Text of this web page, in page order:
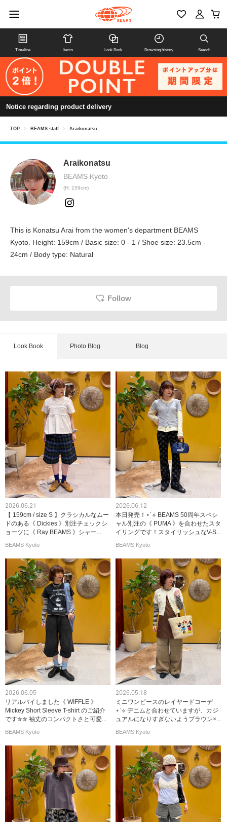
Timeline Items Look Book Browsing history Search
Notice regarding product delivery
TOP > BEAMS staff > Araikonatsu
Araikonatsu
BEAMS Kyoto
(H: 159cm)
This is Konatsu Arai from the women's department BEAMS
Kyoto. Height: 159cm / Basic size: 0 - 1 / Shoe size: 23.5cm -
24cm / Body type: Natural
Follow
Look Book Photo Blog Blog
2026.06.21
【 159cm / size S 】クラシカルなムー
ドのある《 Dickies 》別注チェックシ
ョーツに《 Ray BEAMS 》シャー...
BEAMS Kyoto
2026.06.12
本日発売！⋆˙⟡ BEAMS 50周年スペシ
ャル別注の《 PUMA 》を合わせたスタ
イリングです！スタイリッシュなV-S...
BEAMS Kyoto
2026.06.05
リアルバイしました《 WIFFLE 》
Mickey Short Sleeve T-shirt のご紹介
です✮✮ 袖丈のコンパクトさと可愛...
BEAMS Kyoto
2026.05.18
ミニワンピースのレイヤードコーデ
⋆˙⟡ デニムと合わせていますが、カジ
ュアルになりすぎないようブラウン×...
BEAMS Kyoto